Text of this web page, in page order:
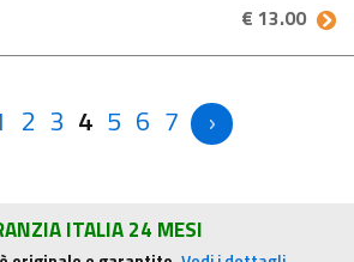
€ 13.00
2 3 4 5 6 7
ITALIA 24 MESI